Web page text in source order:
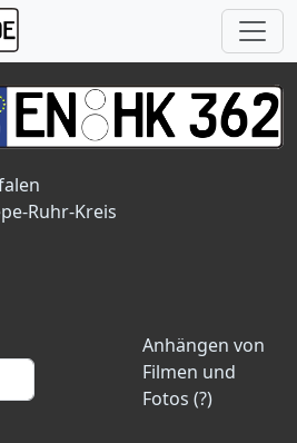
Ruhr-Kreis
Anhängen von
Filmen und
Fotos (?)